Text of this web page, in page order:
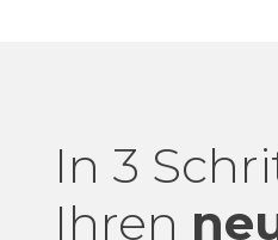
In 3
Ihren